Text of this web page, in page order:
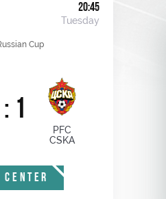
20:45
Tuesday
Cup
1
PFC
CSKA